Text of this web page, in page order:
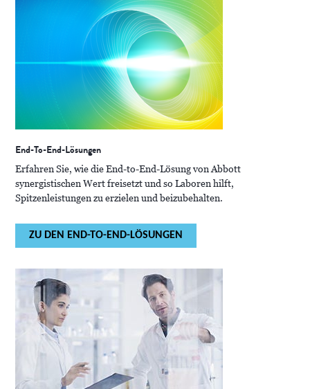
End-To-End-Lösungen
Erfahren Sie, wie die End-to-End-Lösung von Abbott
synergistischen Wert freisetzt und so Laboren hilft,
Spitzenleistungen zu erzielen und beizubehalten.
ZU DEN END-TO-END-LÖSUNGEN